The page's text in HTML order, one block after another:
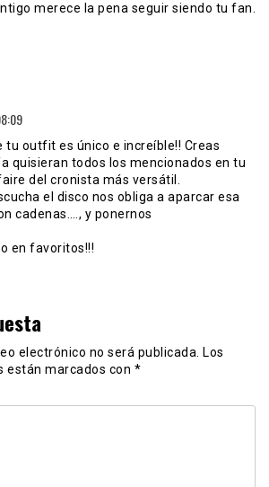
merece la pena seguir siendo tu fan.
tu outfit es único e increíble!! Creas
quisieran todos los mencionados en tu
del cronista más versátil.
el disco nos obliga a aparcar esa
cadenas…., y ponernos
en favoritos!!!
electrónico no será publicada.
Los
están marcados con *